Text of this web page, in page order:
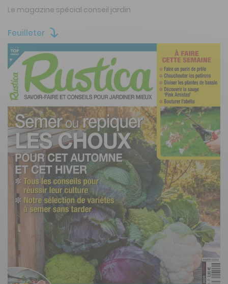
Feuilleter
Le magazine spécial conseil jardin